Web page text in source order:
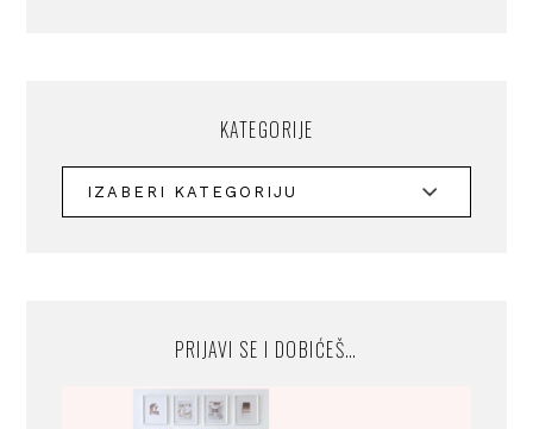
KATEGORIJE
PRIJAVI SE I DOBIĆEŠ…